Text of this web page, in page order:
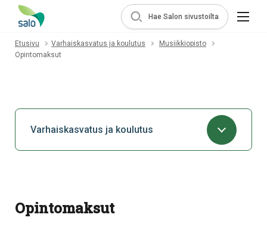
Hae Salon sivustoilta
Etusivu Varhaiskasvatus ja koulutus
Musiikkiopisto
Opintomaksut
Varhaiskasvatus ja koulutus
Opintomaksut